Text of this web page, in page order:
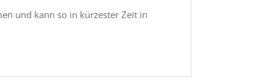
und kann so in kürzester Zeit in